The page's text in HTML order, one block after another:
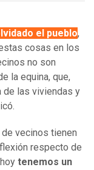
el pueblo,
cosas en los
no son
la equina, que,
de las viviendas y
vecinos tienen
respecto de
tenemos un